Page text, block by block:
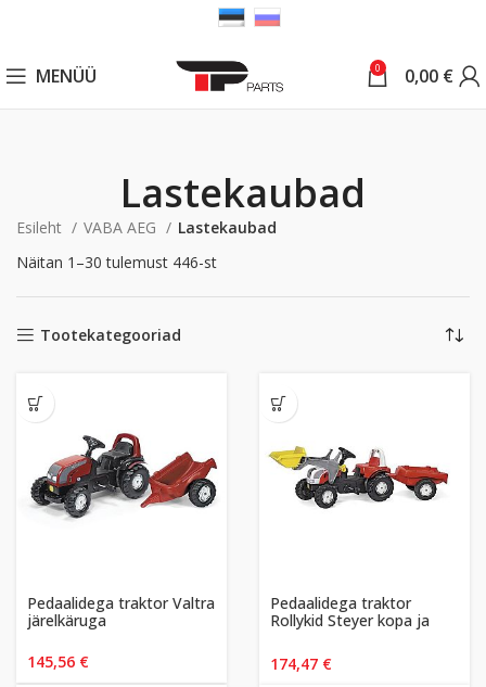
MENÜÜ 0 0,00 €
Lastekaubad
Esileht VABA AEG
Lastekaubad
Näitan 1–30 tulemust 446-st
Tootekategooriad
Pedaalidega traktor Valtra
järelkäruga
145,56 €
Pedaalidega traktor
Rollykid Steyer kopa ja
174,47 €